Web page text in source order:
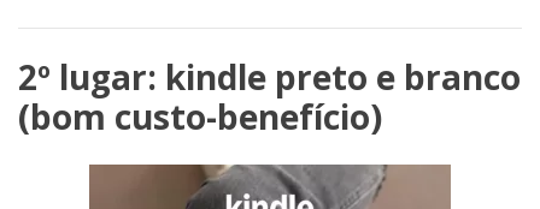
2º lugar: kindle preto e branco
(bom custo-benefício)